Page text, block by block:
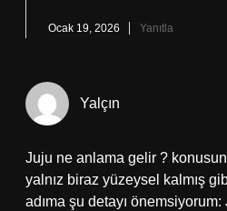
Ocak 19, 2026 Yanıtla
Yalçın
Juju ne anlama gelir ?
yalnız biraz yüzeysel kalmış
adıma şu detayı